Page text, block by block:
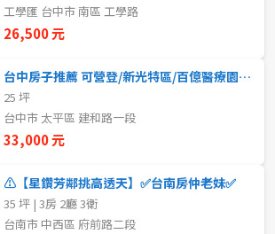
整層住家 獨立套房
工學匯 台中市 南區 工學路
26,500 元
台中房子推薦 可營登/新光特區/百億醫療園區/臨16米路/一樓店面出租
25 坪
台中市 太平區 建和路一段
33,000 元
⚠️【星鑽芳鄰挑高透天】✅台南房仲老妹✅
35 坪 | 3房 2廳 3衛
台南市 中西區 府前路二段